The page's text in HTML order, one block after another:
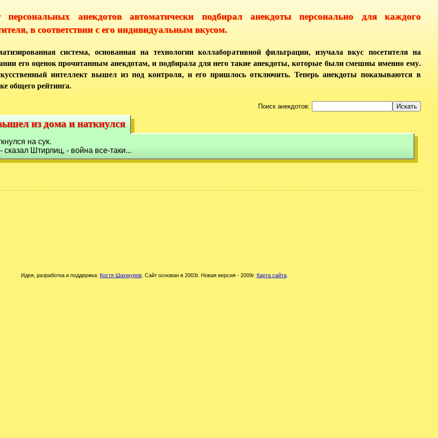
персональных анекдотов автоматически подбирал анекдоты персонально для каждого
в соответствии с его индивидуальным вкусом.
система, основанная на технологии коллаборативной фильтрации, изучала вкус посетителя на
его оценок прочитанным анекдотам, и подбирала для него такие анекдоты, которые были смешны именно ему.
интеллект вышел из под контроля, и его пришлось отключить. Теперь анекдоты показываются в
общего рейтинга.
Поиск анекдотов:
из дома и наткнулся
из дома и наткнулся
на сук.
Штирлиц, - война все-таки...
Идея, разработка и поддержка: Костя Шахмуров . Сайт основан в 2003г. Новая версия - 2009г. Карта сайта